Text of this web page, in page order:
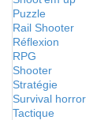
Puzzle
Rail Shooter
Réflexion
RPG
Shooter
Stratégie
Survival horror
Tactique